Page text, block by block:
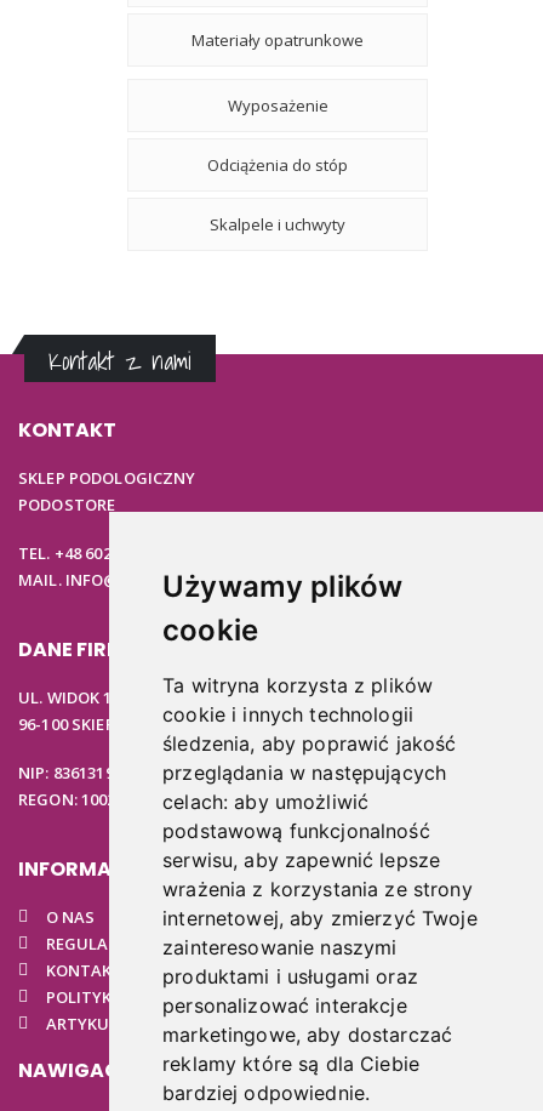
Używamy plików
cookie
Ta witryna korzysta z plików
cookie i innych technologii
śledzenia, aby poprawić jakość
przeglądania w następujących
celach:aby umożliwić
podstawową funkcjonalność
serwisu,aby zapewnić lepsze
wrażenia z korzystania ze strony
internetowej,aby zmierzyć Twoje
zainteresowanie naszymi
produktami i usługami oraz
personalizować interakcje
marketingowe,aby dostarczać
reklamy które są dla Ciebie
bardziej odpowiednie.
Materiały opatrunkowe
Wyposażenie
Odciążenia do stóp
Skalpele i uchwyty
Kontakt z nami
KONTAKT
SKLEP PODOLOGICZNY
PODOSTORE
TEL. +48 602 537 894
MAIL. INFO@PODOSTORE.PL
DANE FIRMOWE
UL. WIDOK 15B
96-100 SKIERNIEWICE
NIP: 8361319313
REGON: 100297020
INFORMACJE
O NAS
REGULAMIN
KONTAKT
POLITYKA PRYWATNOŚCI
ARTYKUŁY PODOLOGICZNE
NAWIGACJA